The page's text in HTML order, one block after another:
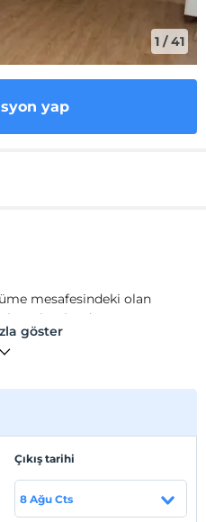
1 /41
yap
mesafesindeki olan
olmaktadır.
göster
Çıkış tarihi
8 Ağu Cts